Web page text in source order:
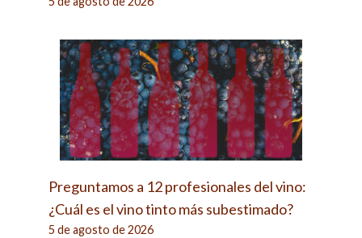
Preguntamos a 12 profesionales del vino:
¿Cuál es el vino tinto más subestimado?
5 de agosto de 2026